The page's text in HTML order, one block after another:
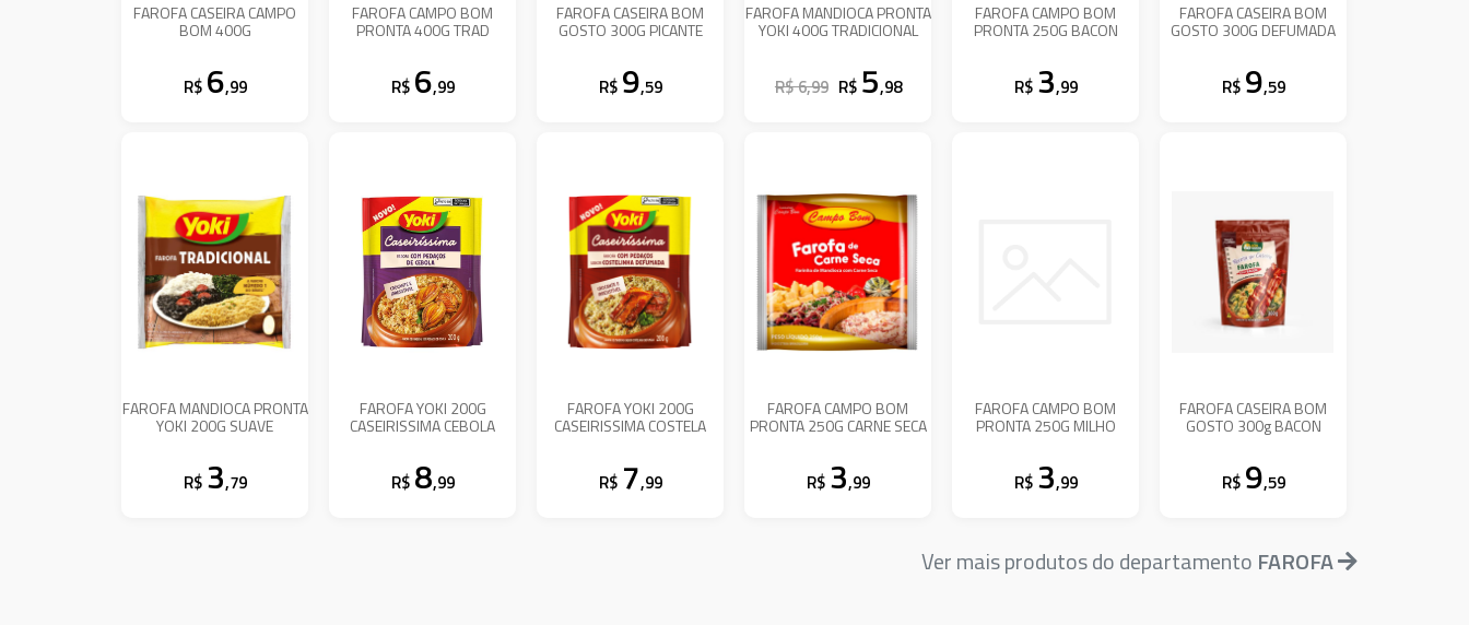
FAROFA CASEIRA CAMPO
BOM 400G
R$ 6,99
FAROFA CAMPO BOM
PRONTA 400G TRAD
R$ 6,99
FAROFA CASEIRA BOM
GOSTO 300G PICANTE
R$ 9,59
FAROFA MANDIOCA PRONTA
YOKI 400G TRADICIONAL
R$ 6,99 R$ 5,98
FAROFA CAMPO BOM
PRONTA 250G BACON
R$ 3,99
FAROFA CASEIRA BOM
GOSTO 300G DEFUMADA
R$ 9,59
FAROFA MANDIOCA PRONTA
YOKI 200G SUAVE
R$ 3,79
FAROFA YOKI 200G
CASEIRISSIMA CEBOLA
R$ 8,99
FAROFA YOKI 200G
CASEIRISSIMA COSTELA
R$ 7,99
FAROFA CAMPO BOM
PRONTA 250G CARNE SECA
R$ 3,99
FAROFA CAMPO BOM
PRONTA 250G MILHO
R$ 3,99
FAROFA CASEIRA BOM
GOSTO 300g BACON
R$ 9,59
Ver mais produtos do departamento FAROFA